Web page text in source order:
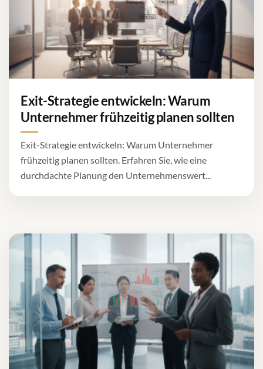
Exit-Strategie entwickeln: Warum
Unternehmer frühzeitig planen sollten
Exit-Strategie entwickeln: Warum Unternehmer
frühzeitig planen sollten. Erfahren Sie, wie eine
durchdachte Planung den Unternehmenswert...